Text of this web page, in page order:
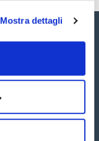
Mostra dettagli